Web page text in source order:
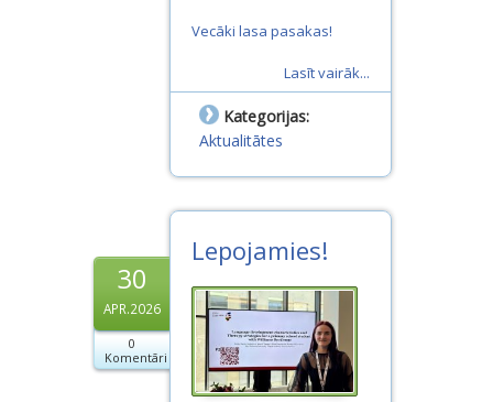
Vecāki lasa pasakas!
Lasīt vairāk...
Kategorijas:
Aktualitātes
30
APR.2026
0
Komentāri
Lepojamies!